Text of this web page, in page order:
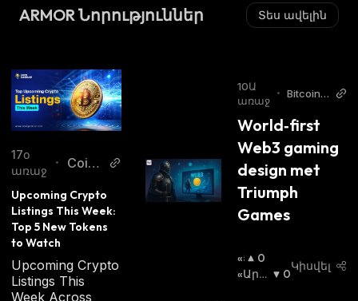
ARMOR Նորություններ Տես ավելին
17օ
առաջ
•
Coin
ar
Upcoming Crypto
Listings This Week:
Top 5 New Tokens
to Watch
Upcoming Crypto
Listings This
Week Across
10Ա
առաջ
• Bitcoinm
nl
World‑first
Web3 gaming
design met
Triumph
Games
«Ց
Լ
0
«Արջ
0
Կիսվել